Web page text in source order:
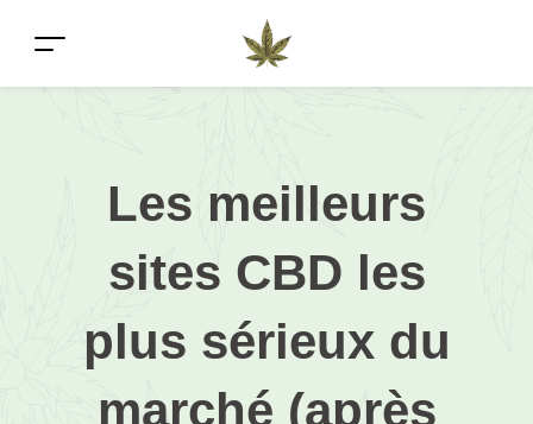
Les meilleurs
sites CBD les
plus sérieux du
marché (après